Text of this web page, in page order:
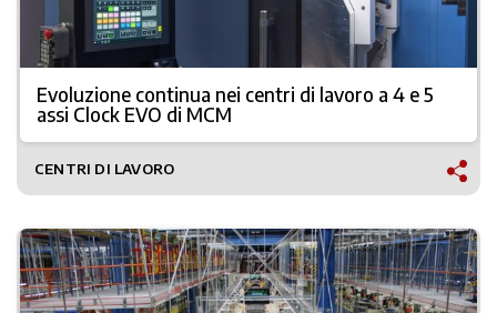
Evoluzione continua nei centri di lavoro a 4 e 5
assi Clock EVO di MCM
CENTRI DI LAVORO